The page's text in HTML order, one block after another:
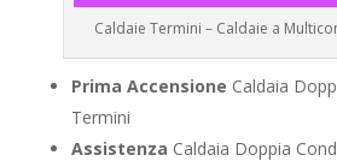
Caldaie Termini – Caldaie a
Prima Accensione Caldaia
Termini
Assistenza Caldaia Doppia